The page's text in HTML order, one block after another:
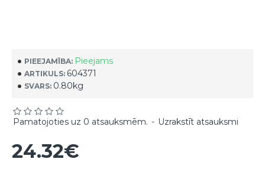
PIEEJAMĪBA: Pieejams
ARTIKULS: 604371
SVARS: 0.80kg
Pamatojoties uz 0 atsauksmēm. - Uzrakstīt atsauksmi
24.32€